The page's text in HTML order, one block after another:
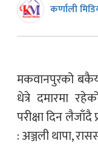
कर्णाली
मकवानपुरको
धेत्रे दमारमा
परीक्षा दिन
: अञ्जली थापा,